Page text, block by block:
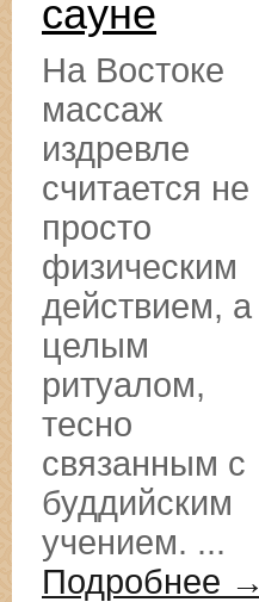
сауне
На Востоке
массаж
издревле
считается не
просто
физическим
действием, а
целым
ритуалом,
тесно
связанным с
буддийским
учением. ...
Подробнее →